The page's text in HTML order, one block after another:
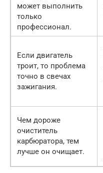
может выполнить
только
профессионал.
Если двигатель
троит, то проблема
точно в свечах
зажигания.
Чем дороже
очиститель
карбюратора, тем
лучше он очищает.